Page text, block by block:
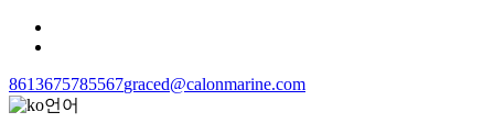
8613675785567graced@calonmarine.com
언어